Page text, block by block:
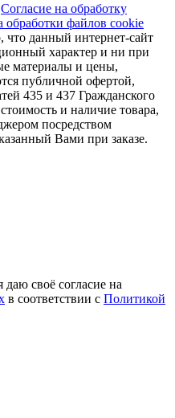
Согласие на обработку
обработки файлов cookie
данный интернет-сайт
характер и ни при
материалы и цены,
публичной офертой,
435 и 437 Гражданского
и наличие товара,
посредством
Вами при заказе.
своё согласие на
в соответствии с Политикой